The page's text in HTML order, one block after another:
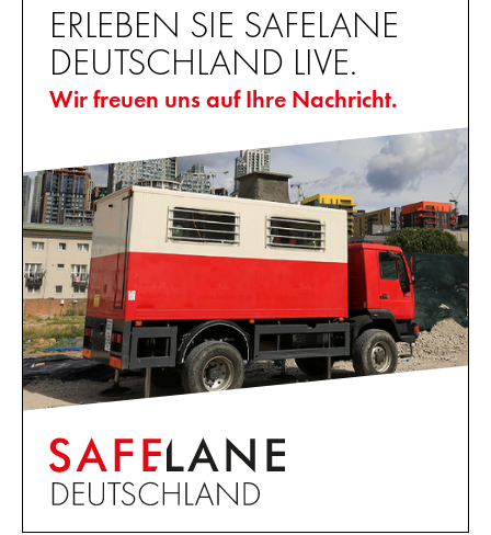
ERLEBEN SIE SAFELANE
DEUTSCHLAND LIVE.
Wir freuen uns auf Ihre Nachricht.